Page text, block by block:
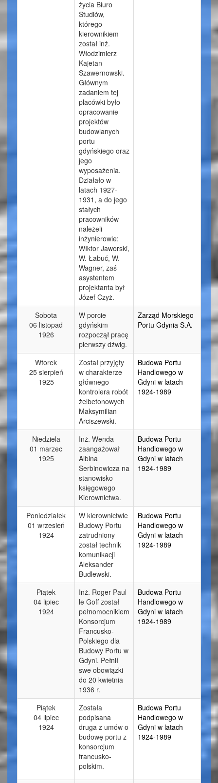
życia Biuro
Studiów,
którego
kierownikiem
został inż.
Włodzimierz
Kajetan
Szawernowski.
Głównym
zadaniem tej
placówki było
opracowanie
projektów
budowlanych
portu
gdyńskiego oraz
jego
wyposażenia.
Działało w
latach 1927-
1931, a do jego
stałych
pracowników
należeli
inżynierowie:
WIktor Jaworski,
W. Łabuć, W.
Wagner, zaś
asystentem
projektanta był
Józef Czyż.
Sobota
06 listopad
1926
W porcie
gdyńskim
rozpoczął pracę
pierwszy dźwig.
Zarząd Morskiego
Portu Gdynia S.A.
Wtorek
25 sierpień
1925
Został przyjęty
w charakterze
głównego
kontrolera robót
żelbetonowych
Maksymilian
Arciszewski.
Budowa Portu
Handlowego w
Gdyni w latach
1924-1989
Niedziela
01 marzec
1925
Inż. Wenda
zaangażował
Albina
Serbinowicza na
stanowisko
księgowego
Kierownictwa.
Budowa Portu
Handlowego w
Gdyni w latach
1924-1989
Poniedziałek
01 wrzesień
1924
W kierownictwie
Budowy Portu
zatrudniony
został technik
komunikacji
Aleksander
Budlewski.
Budowa Portu
Handlowego w
Gdyni w latach
1924-1989
Piątek
04 lipiec
1924
Inż. Roger Paul
le Goff został
pełnomocnikiem
Konsorcjum
Francusko-
Polskiego dla
Budowy Portu w
Gdyni. Pełnił
swe obowiązki
do 20 kwietnia
1936 r.
Budowa Portu
Handlowego w
Gdyni w latach
1924-1989
Piątek
04 lipiec
1924
Została
podpisana
druga z umów o
budowę portu z
konsorcjum
francusko-
polskim.
Budowa Portu
Handlowego w
Gdyni w latach
1924-1989